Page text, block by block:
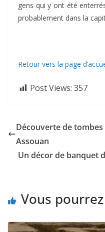
gens qui y ont été
probablement dans la
Retour vers la page
Post Views: 357
Découverte de tombes
Assouan
Un décor de banquet
Vous